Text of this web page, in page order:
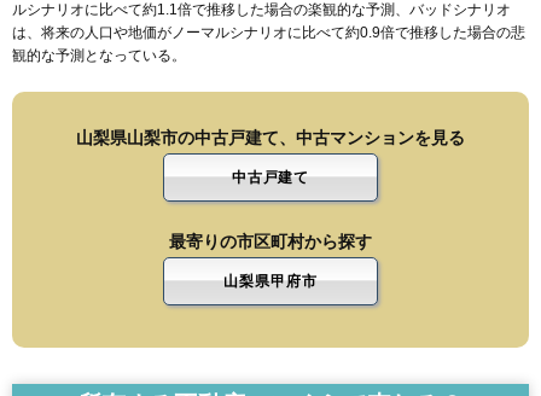
ルシナリオに比べて約1.1倍で推移した場合の楽観的な予測、バッドシナリオ
は、将来の人口や地価がノーマルシナリオに比べて約0.9倍で推移した場合の悲
観的な予測となっている。
山梨県山梨市の中古戸建て、中古マンションを見る
中古戸建て
最寄りの市区町村から探す
山梨県甲府市